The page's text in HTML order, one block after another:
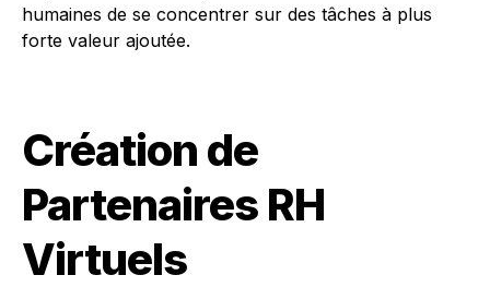
humaines de se concentrer sur des tâches à plus
forte valeur ajoutée.
Création de
Partenaires RH
Virtuels